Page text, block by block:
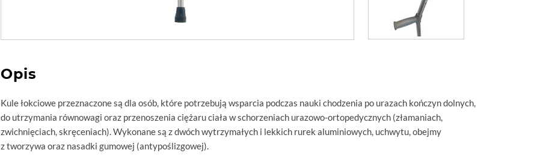
Opis
Kule łokciowe przeznaczone są dla osób, które potrzebują wsparcia podczas nauki chodzenia po urazach kończyn dolnych,
do utrzymania równowagi oraz przenoszenia ciężaru ciała w schorzeniach urazowo-ortopedycznych (złamaniach,
zwichnięciach, skręceniach). Wykonane są z dwóch wytrzymałych i lekkich rurek aluminiowych, uchwytu, obejmy
z tworzywa oraz nasadki gumowej (antypoślizgowej).